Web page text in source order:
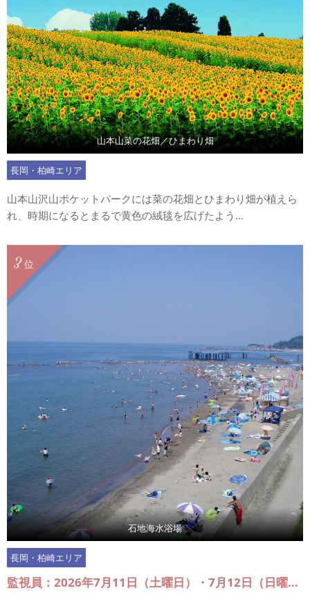
山本山菜の花畑／ひまわり畑
長岡・柏崎エリア
山本山沢山ポケットパークには菜の花畑とひまわり畑が植えら
れ、時期になるとまるで黄色の絨毯を広げたよう...
位
3
石地海水浴場
長岡・柏崎エリア
監視員：2026年7月11日（土曜日）・7月12日（日曜日）、7月18日（土曜日）～7月20日（月曜日）、7月25日（土曜日）・7月26日（日曜日）、8月1日（土曜日）・8月2日（日曜日）、8月6日（土曜日）～8月16日（日曜日）